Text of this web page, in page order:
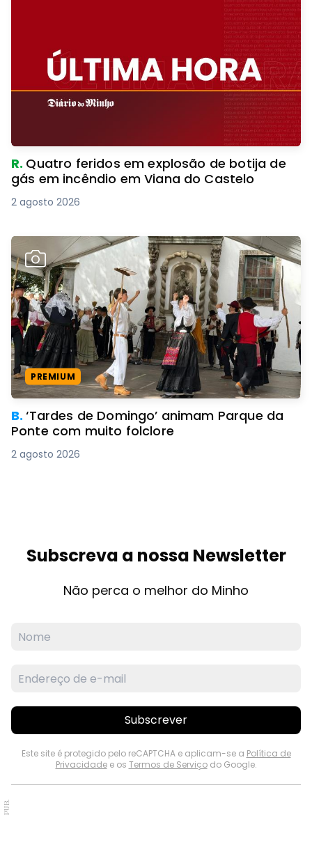
R. Quatro feridos em explosão de botija de
gás em incêndio em Viana do Castelo
2 agosto 2026
PREMIUM
B.‘Tardes de Domingo’ animam Parque da
Ponte com muito folclore
2 agosto 2026
Subscreva a nossa Newsletter
Não perca o melhor do Minho
Subscrever
Este site é protegido pelo reCAPTCHA e aplicam-se a Política de
Privacidadee os Termos de Serviçodo Google.
PUB.